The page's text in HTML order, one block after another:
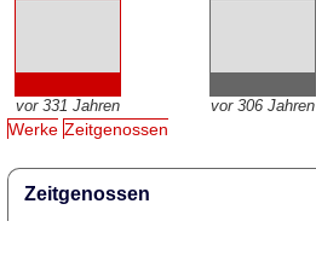
vor 331 Jahren vor 306 Jahren
Werke Zeitgenossen
Zeitgenossen